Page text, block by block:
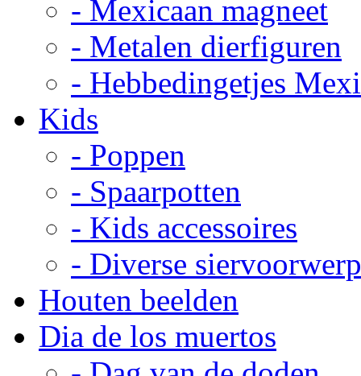
- Mexicaan magneet
- Metalen dierfiguren
- Hebbedingetjes
Kids
- Poppen
- Spaarpotten
- Kids accessoires
- Diverse
Houten beelden
Dia de los muertos